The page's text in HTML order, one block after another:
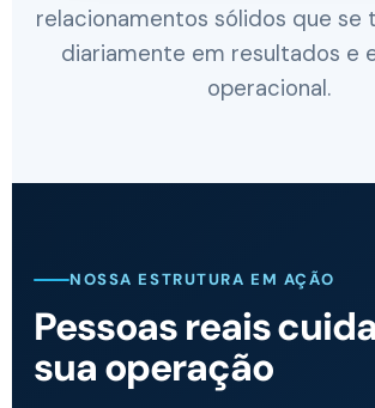
relacionamentos sólidos que se
diariamente em resultados e
operacional.
NOSSA ESTRUTURA EM AÇÃO
Pessoas reais
sua operação